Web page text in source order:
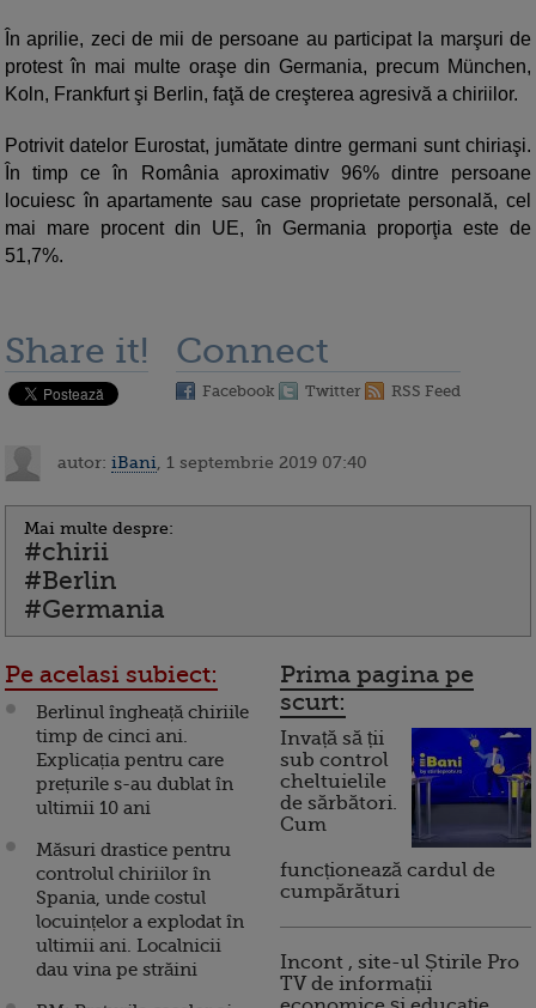
În aprilie, zeci de mii de persoane au participat la marşuri de
protest în mai multe oraşe din Germania, precum München,
Koln, Frankfurt şi Berlin, faţă de creşterea agresivă a chiriilor.
Potrivit datelor Eurostat, jumătate dintre germani sunt chiriaşi.
În timp ce în România aproximativ 96% dintre persoane
locuiesc în apartamente sau case proprietate personală, cel
mai mare procent din UE, în Germania proporţia este de
51,7%.
Share it! Connect
Facebook Twitter RSS Feed
autor: iBani , 1 septembrie 2019 07:40
Mai multe despre:
#chirii
#Berlin
#Germania
Pe acelasi subiect:
Berlinul îngheață chiriile
timp de cinci ani.
Explicația pentru care
prețurile s-au dublat în
ultimii 10 ani
Măsuri drastice pentru
controlul chiriilor în
Spania, unde costul
locuințelor a explodat în
ultimii ani. Localnicii
dau vina pe străini
Prima pagina pe
scurt:
Invață să ții
sub control
cheltuielile
de sărbători.
Cum
funcționează cardul de
cumpărături
Incont , site-ul Știrile Pro
TV de informații